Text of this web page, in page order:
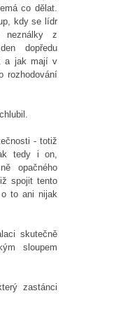
co dělat.
kdy se lídr
neználky z
dopředu
a jak mají v
rozhodování
- totiž
tedy i on,
opačného
spojit tento
to ani nijak
skutečně
sloupem
zastánci